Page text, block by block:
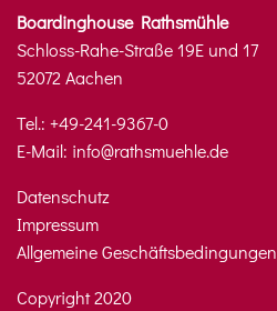
Boardinghouse Rathsmühle
Schloss-Rahe-Straße 19E und 17
52072 Aachen
Tel.: +49-241-9367-0
E-Mail: info@rathsmuehle.de
Datenschutz
Impressum
Allgemeine Geschäftsbedingungen
Copyright 2020